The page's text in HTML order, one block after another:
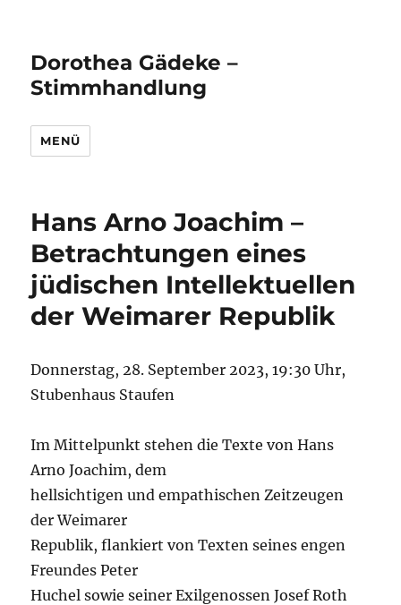
Dorothea Gädeke –
Stimmhandlung
MENÜ
Hans Arno Joachim –
Betrachtungen eines
jüdischen Intellektuellen
der Weimarer Republik
Donnerstag, 28. September 2023, 19:30 Uhr,
Stubenhaus Staufen
Im Mittelpunkt stehen die Texte von Hans
Arno Joachim, dem
hellsichtigen und empathischen Zeitzeugen
der Weimarer
Republik, flankiert von Texten seines engen
Freundes Peter
Huchel sowie seiner Exilgenossen Josef Roth